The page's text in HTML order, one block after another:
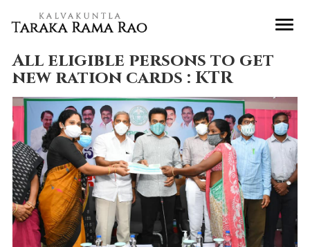
All eligible persons to get
new ration cards : KTR